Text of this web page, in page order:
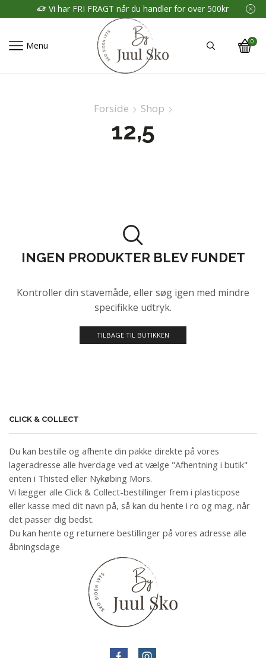
Vi har FRI FRAGT når du handler for over 500kr
Menu 0
Forside Shop
12,5
INGEN PRODUKTER BLEV FUNDET
Kontroller din stavemåde, eller søg igen med mindre
specifikke udtryk.
TILBAGE TIL BUTIKKEN
CLICK & COLLECT
Du kan bestille og afhente din pakke direkte på vores
lageradresse alle hverdage ved at vælge "Afhentning i butik"
enten i Thisted eller Nykøbing Mors.
Vi lægger alle Click & Collect-bestillinger frem i plasticpose
eller kasse med dit navn på, så kan du hente i ro og mag, når
det passer dig bedst.
Du kan hente og returnere bestillinger på vores adresse alle
åbningsdage